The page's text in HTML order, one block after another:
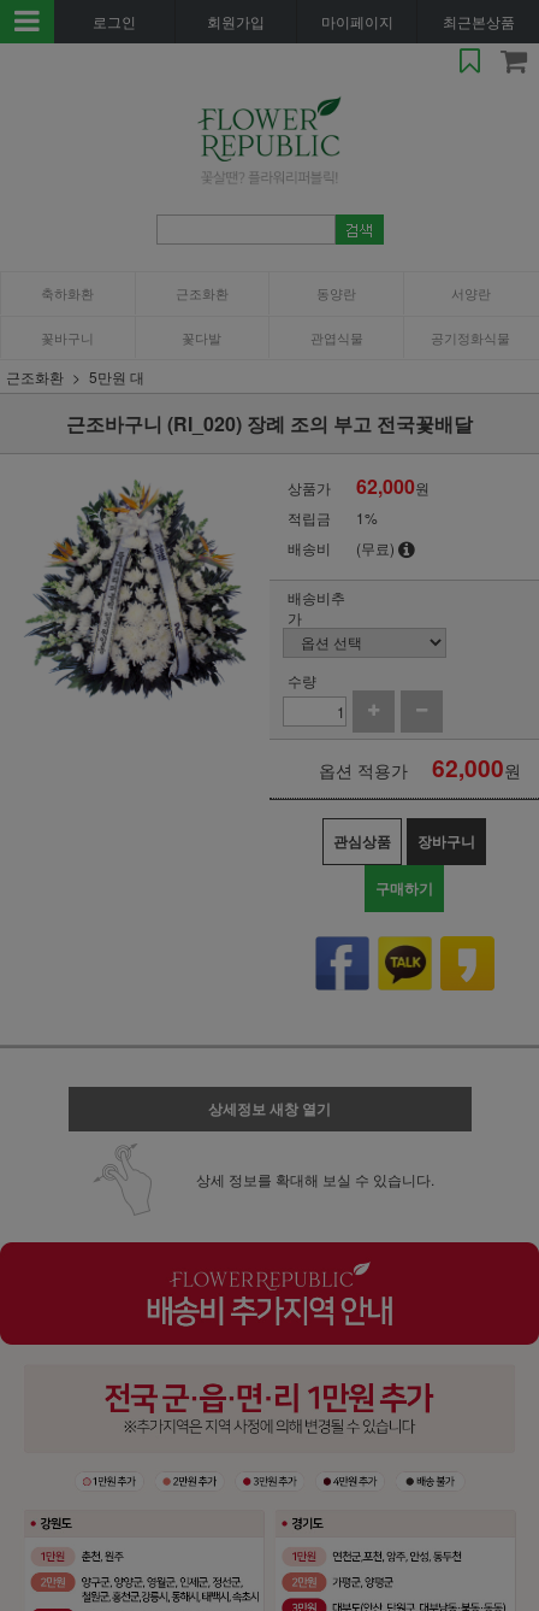
로그인 회원가입 마이페이지 최근본상품
축하화환 근조화환 동양란 서양란
꽃바구니 꽃다발 관엽식물 공기정화식물
근조화환 5만원 대
근조바구니 (RI_020) 장례 조의 부고 전국꽃배달
상품가 62,000원
적립금
1%
배송비
(무료)
배송비추
가
수량
옵션 적용가 62,000원
관심상품 장바구니
구매하기
상세정보 새창 열기
상세 정보를 확대해 보실 수 있습니다.